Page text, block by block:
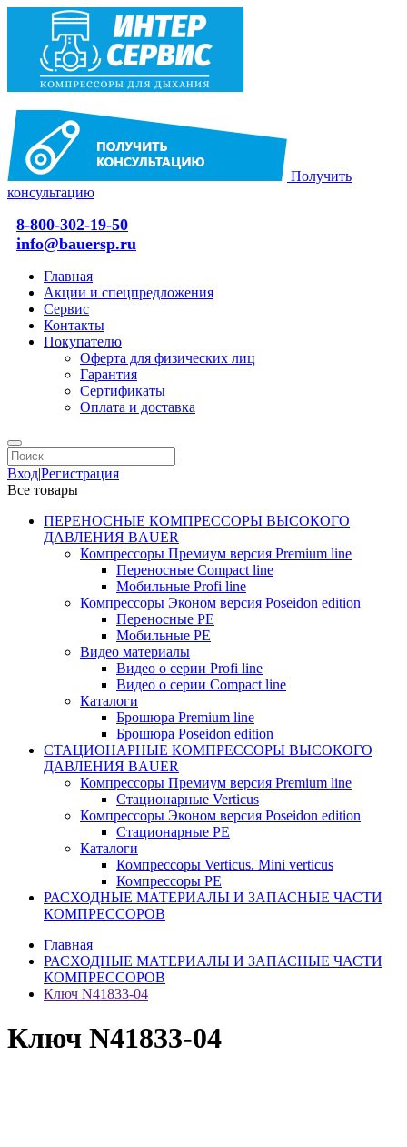
Получить
консультацию
8-800-302-19-50
info@bauersp.ru
Главная
Акции и спецпредложения
Сервис
Контакты
Покупателю
Оферта для физических лиц
Гарантия
Сертификаты
Оплата и доставка
Вход|Регистрация
Все товары
ПЕРЕНОСНЫЕ КОМПРЕССОРЫ ВЫСОКОГО
ДАВЛЕНИЯ BAUER
Компрессоры Премиум версия Premium line
Переносные Compact line
Мобильные Profi line
Компрессоры Эконом версия Poseidon edition
Переносные PE
Мобильные PE
Видео материалы
Видео о серии Profi line
Видео о серии Compact line
Каталоги
Брошюра Premium line
Брошюра Poseidon edition
СТАЦИОНАРНЫЕ КОМПРЕССОРЫ ВЫСОКОГО
ДАВЛЕНИЯ BAUER
Компрессоры Премиум версия Premium line
Стационарные Verticus
Компрессоры Эконом версия Poseidon edition
Стационарные PE
Каталоги
Компрессоры Verticus. Mini verticus
Компрессоры PE
РАСХОДНЫЕ МАТЕРИАЛЫ И ЗАПАСНЫЕ ЧАСТИ
КОМПРЕССОРОВ
Главная
РАСХОДНЫЕ МАТЕРИАЛЫ И ЗАПАСНЫЕ ЧАСТИ
КОМПРЕССОРОВ
Ключ N41833-04
Ключ N41833-04